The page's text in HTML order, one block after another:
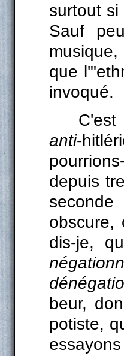
surtout si
Sauf
que
invoqué.
anti-
depuis
seconde
obscure,
dis-je,
beur,
potiste,